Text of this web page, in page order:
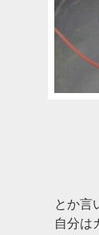
とか言
自分は